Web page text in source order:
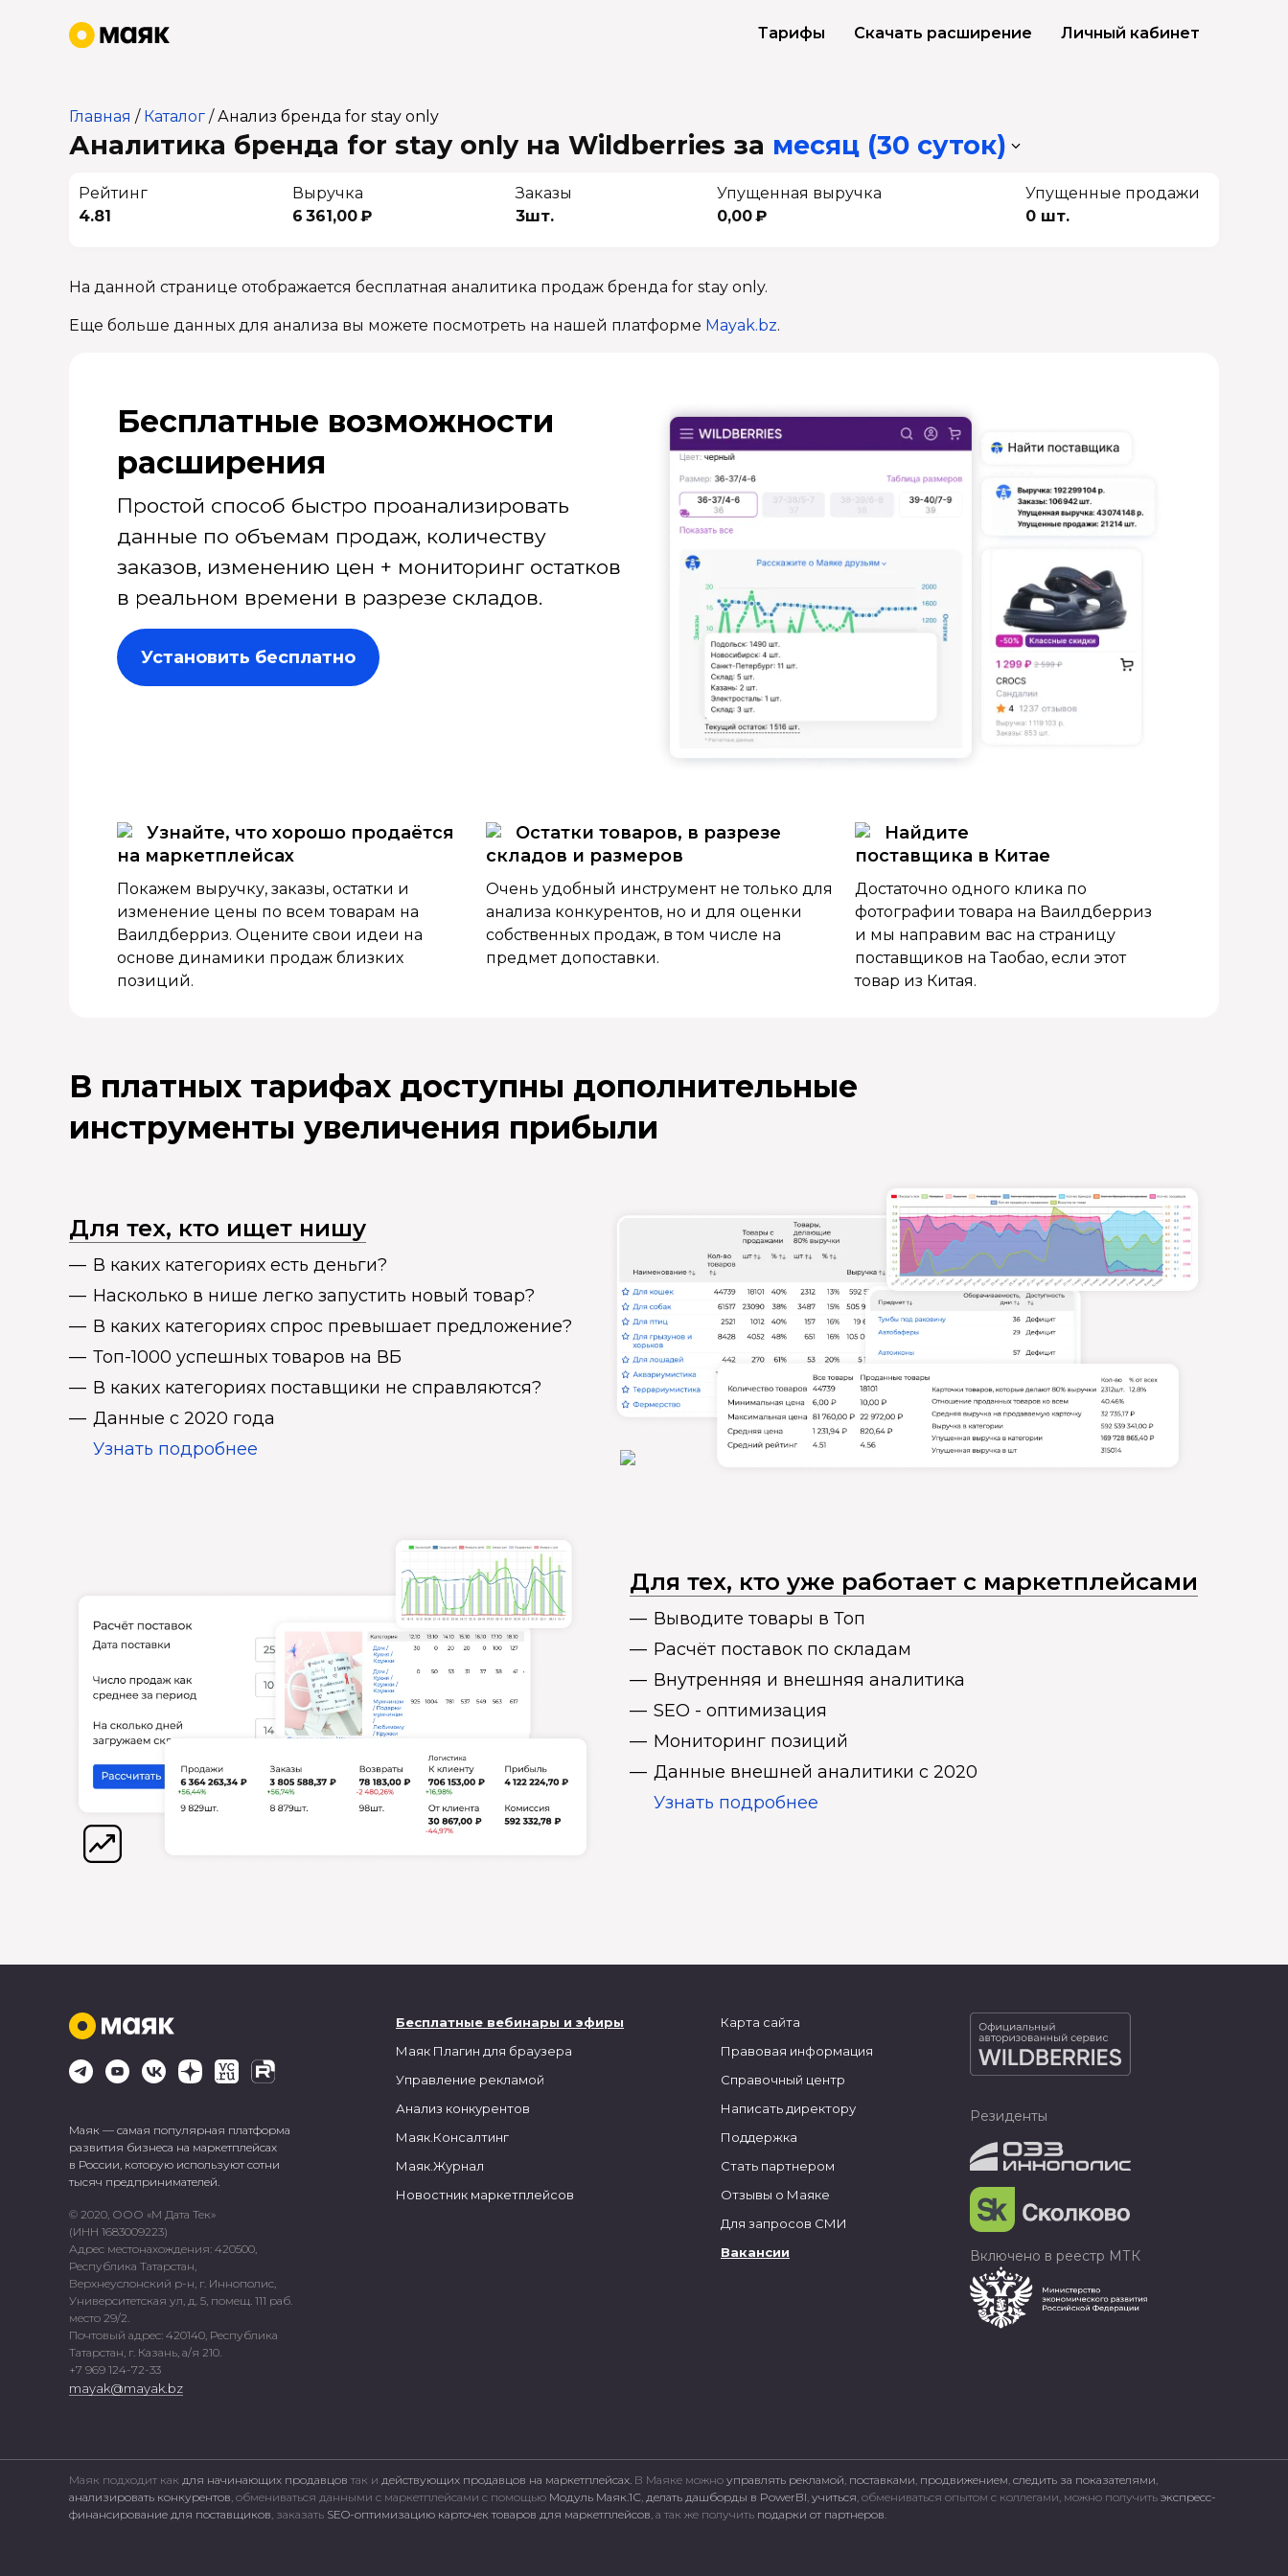
Тарифы Скачать расширение Личный кабинет
Главная / Каталог /Анализ бренда for stay only
Аналитика бренда for stay only на Wildberries за месяц (30 суток)
Рейтинг
4.81
Выручка
6 361,00 ₽
Заказы
3шт.
Упущенная выручка
0,00 ₽
Упущенные продажи
0 шт.
На данной странице отображается бесплатная аналитика продаж бренда for stay only.
Еще больше данных для анализа вы можете посмотреть на нашей платформе Mayak.bz.
Бесплатные возмож­ности
расширения
Простой способ быстро проанализировать
данные по объемам продаж, количеству
заказов, изменению цен + мониторинг остатков
в реальном времени в разрезе складов.
Установить бесплатно
Узнайте, что хорошо продаётся
на маркетплейсах
Покажем выручку, заказы, остатки и
изменение цены по всем товарам на
Ваилдберриз. Оцените свои идеи на
основе динамики продаж близких
позиций.
Остатки товаров, в разрезе
складов и размеров
Очень удобный инструмент не только для
анализа конкурентов, но и для оценки
собственных продаж, в том числе на
предмет допоставки.
Найдите
поставщика в Китае
Достаточно одного клика по
фотографии товара на Ваилдберриз
и мы направим вас на страницу
поставщиков на Таобао, если этот
товар из Китая.
В платных тарифах доступны дополнительные
инструменты увеличения прибыли
Для тех, кто ищет нишу
В каких категориях есть деньги?
Насколько в нише легко запустить новый товар?
В каких категориях спрос превышает предложение?
Топ-1000 успешных товаров на ВБ
В каких категориях поставщики не справляются?
Данные с 2020 года
Узнать подробнее
Для тех, кто уже работает с маркетплейсами
Выводите товары в Топ
Расчёт поставок по складам
Внутренняя и внешняя аналитика
SEO - оптимизация
Мониторинг позиций
Данные внешней аналитики с 2020
Узнать подробнее
Маяк — самая популярная платформа
развития бизнеса на маркетплейсах
в России, которую используют сотни
тысяч предпринимателей.
© 2020, ООО «М Дата Тек»
(ИНН 1683009223)
Адрес местонахождения: 420500,
Республика Татарстан,
Верхнеуслонский р-н, г. Иннополис,
Университетская ул, д. 5, помещ. 111 раб.
место 29/2.
Почтовый адрес: 420140, Республика
Татарстан, г. Казань, а/я 210.
+7 969 124-72-33
mayak@mayak.bz
Бесплатные вебинары и эфиры
Маяк Плагин для браузера
Управление рекламой
Анализ конкурентов
Маяк.Консалтинг
Маяк.Журнал
Новостник маркетплейсов
Карта сайта
Правовая информация
Справочный центр
Написать директору
Поддержка
Стать партнером
Отзывы о Маяке
Для запросов СМИ
Вакансии
Резиденты
Включено в реестр МТК
Маяк подходит как для начинающих продавцов так и действующих продавцов на маркетплейсах. В Маяке можно управлять рекламой, поставками, продвижением, следить за показателями,
анализировать конкурентов, обмениваться данными с маркетплейсами c помощью Модуль Маяк.1С, делать дашборды в PowerBI, учиться, обмениваться опытом с коллегами, можно получить экспресс-
финансирование для поставщиков, заказать SEO-оптимизацию карточек товаров для маркетплейсов, а так же получить подарки от партнеров.